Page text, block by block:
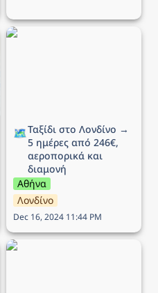
Ταξίδι στο Λονδίνο → 5
🗺️Ταξίδι στο Λονδίνο →
5 ημέρες από 246€,
αεροπορικά και
διαμονή
Αθήνα
Λονδίνο
Dec 16, 2024 11:44 PM
Ταξίδι στην Λιουμπλιάνα